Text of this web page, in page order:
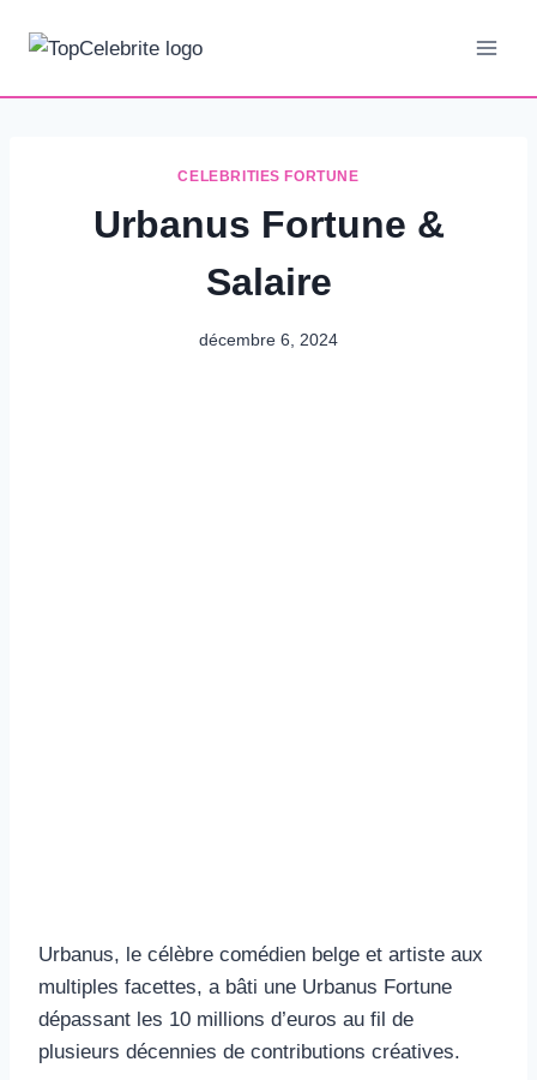
CELEBRITIES FORTUNE
Urbanus Fortune &
Salaire
décembre 6, 2024
Urbanus, le célèbre comédien belge et artiste aux
multiples facettes, a bâti une Urbanus Fortune
dépassant les 10 millions d’euros au fil de
plusieurs décennies de contributions créatives.